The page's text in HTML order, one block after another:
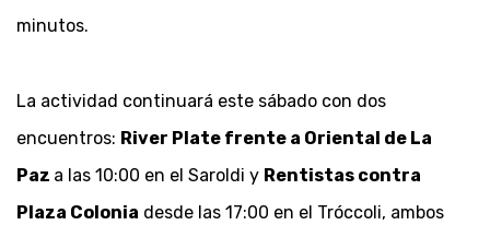
minutos.
La actividad continuará este sábado con dos
encuentros: River Plate frente a Oriental de La
Paz a las 10:00 en el Saroldi y Rentistas contra
Plaza Colonia desde las 17:00 en el Tróccoli, ambos